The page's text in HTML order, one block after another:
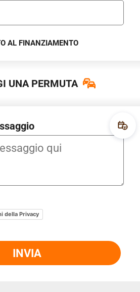
AL FINANZIAMENTO
UNA PERMUTA
della Privacy
INVIA